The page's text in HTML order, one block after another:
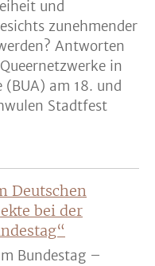
und
zunehmender
Antworten
in
am 18. und
Stadtfest
Deutschen
bei der
Bundestag –